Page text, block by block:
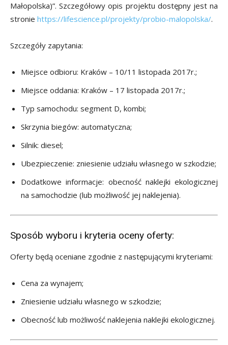
Małopolska)”. Szczegółowy opis projektu dostępny jest na
stronie https://lifescience.pl/projekty/probio-malopolska/.
Szczegóły zapytania:
Miejsce odbioru: Kraków – 10/11 listopada 2017r.;
Miejsce oddania: Kraków – 17 listopada 2017r.;
Typ samochodu: segment D, kombi;
Skrzynia biegów: automatyczna;
Silnik: diesel;
Ubezpieczenie: zniesienie udziału własnego w szkodzie;
Dodatkowe informacje: obecność naklejki ekologicznej
na samochodzie (lub możliwość jej naklejenia).
Sposób wyboru i kryteria oceny oferty:
Oferty będą oceniane zgodnie z następującymi kryteriami:
Cena za wynajem;
Zniesienie udziału własnego w szkodzie;
Obecność lub możliwość naklejenia naklejki ekologicznej.